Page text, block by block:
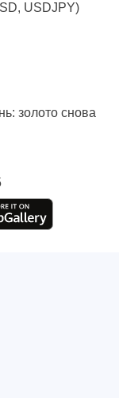
USDJPY)
золото снова